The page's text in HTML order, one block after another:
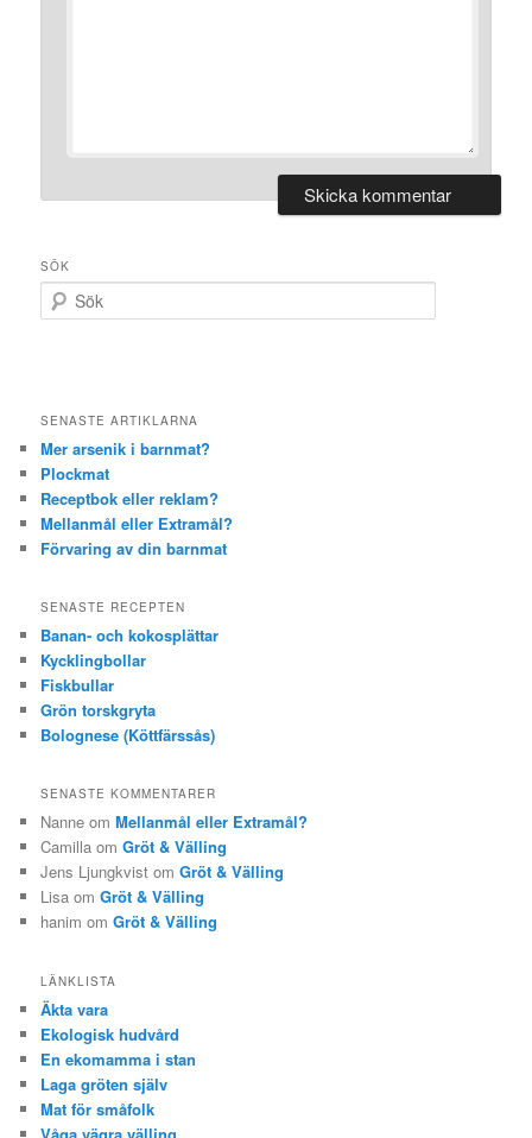
SÖK
ö
SENASTE ARTIKLARNA
Mer arsenik i barnmat?
Plockmat
Receptbok eller reklam?
Mellanmål eller Extramål?
Förvaring av din barnmat
SENASTE RECEPTEN
Banan- och kokosplättar
Kycklingbollar
Fiskbullar
Grön torskgryta
Bolognese (Köttfärssås)
SENASTE KOMMENTARER
Nanne omMellanmål eller Extramål?
Camilla omGröt & Välling
Jens Ljungkvist omGröt & Välling
Lisa omGröt & Välling
hanim omGröt & Välling
LÄNKLISTA
Äkta vara
Ekologisk hudvård
En ekomamma i stan
Laga gröten själv
Mat för småfolk